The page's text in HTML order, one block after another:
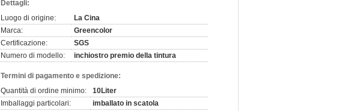
Dettagli:
Luogo di origine:
La Cina
Marca:
Greencolor
Certificazione:
SGS
Numero di modello:
inchiostro premio della tintura
Termini di pagamento e spedizione:
Quantità di ordine minimo:
10Liter
Imballaggi particolari:
imballato in scatola